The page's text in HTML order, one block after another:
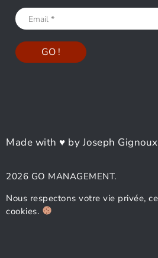
Made with ♥ by Joseph
2026 GO MANAGEMENT.
Nous respectons votre vie privée,
cookies.